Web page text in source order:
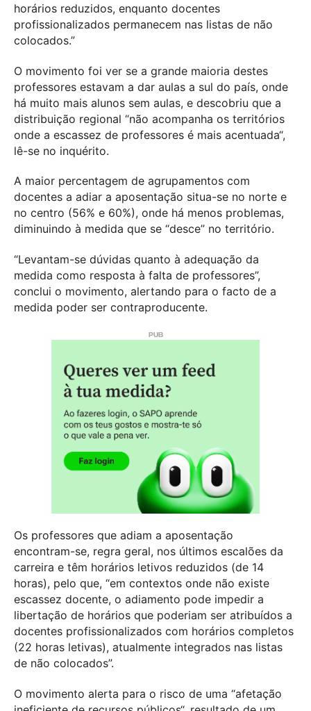
horários reduzidos, enquanto docentes
profissionalizados permanecem nas listas de não
colocados.”
O movimento foi ver se a grande maioria destes
professores estavam a dar aulas a sul do país, onde
há muito mais alunos sem aulas, e descobriu que a
distribuição regional “não acompanha os territórios
onde a escassez de professores é mais acentuada“,
lê-se no inquérito.
A maior percentagem de agrupamentos com
docentes a adiar a aposentação situa-se no norte e
no centro (56% e 60%), onde há menos problemas,
diminuindo à medida que se “desce” no território.
“Levantam-se dúvidas quanto à adequação da
medida como resposta à falta de professores”,
conclui o movimento, alertando para o facto de a
medida poder ser contraproducente.
Os professores que adiam a aposentação
encontram-se, regra geral, nos últimos escalões da
carreira e têm horários letivos reduzidos (de 14
horas), pelo que, “em contextos onde não existe
escassez docente, o adiamento pode impedir a
libertação de horários que poderiam ser atribuídos a
docentes profissionalizados com horários completos
(22 horas letivas), atualmente integrados nas listas
de não colocados”.
O movimento alerta para o risco de uma “afetação